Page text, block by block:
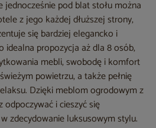
pod blat stołu można
z jego każdej dłuższej strony,
się bardziej elegancko i
idealna propozycja aż dla 8 osób,
mebli, swobodę i komfort
powietrzu, a także pełnię
Dzięki meblom ogrodowym z
i cieszyć się
zdecydowanie luksusowym stylu.